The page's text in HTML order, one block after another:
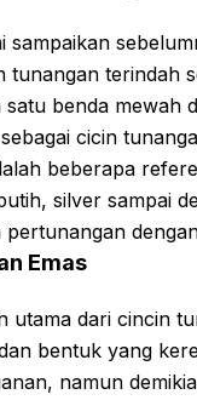
sampaikan
tunangan terindah
benda mewah
cicin
beberapa
silver sampai
pertunangan
Emas
utama dari cincin
bentuk yang
namun